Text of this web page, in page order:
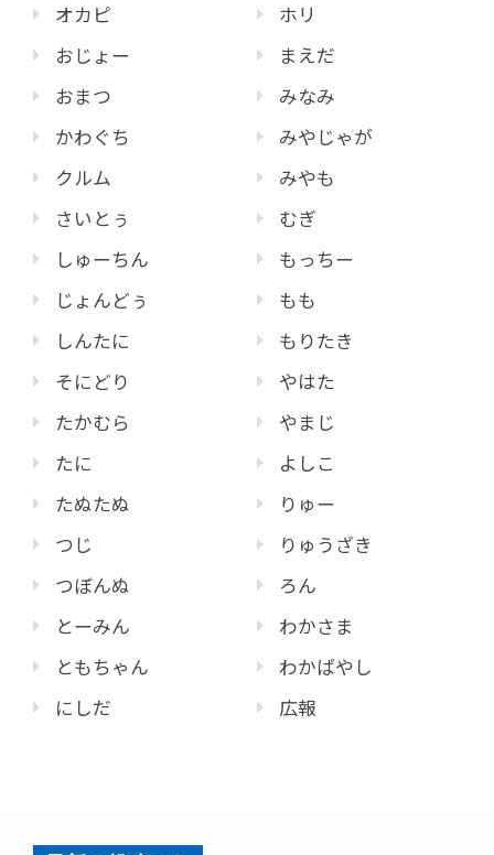
オカピ
おじょー
おまつ
かわぐち
クルム
さいとぅ
しゅーちん
じょんどぅ
しんたに
そにどり
たかむら
たに
たぬたぬ
つじ
つぼんぬ
とーみん
ともちゃん
にしだ
ホリ
まえだ
みなみ
みやじゃが
みやも
むぎ
もっちー
もも
もりたき
やはた
やまじ
よしこ
りゅー
りゅうざき
ろん
わかさま
わかばやし
広報